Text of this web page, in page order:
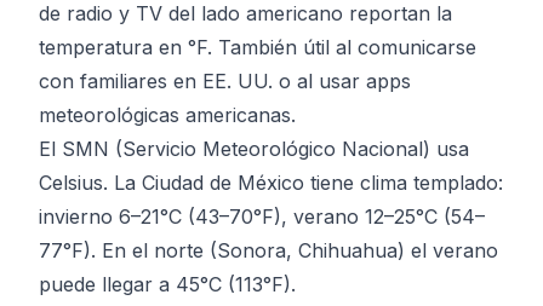
de radio y TV del lado americano reportan la
temperatura en °F. También útil al comunicarse
con familiares en EE. UU. o al usar apps
meteorológicas americanas.
El SMN (Servicio Meteorológico Nacional) usa
Celsius. La Ciudad de México tiene clima templado:
invierno 6–21°C (43–70°F), verano 12–25°C (54–
77°F). En el norte (Sonora, Chihuahua) el verano
puede llegar a 45°C (113°F).